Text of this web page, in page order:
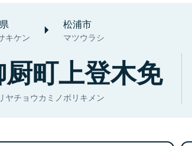
キケン
松浦市
マツウラシ
町上登木免
ヤチョウカミノボリキメン